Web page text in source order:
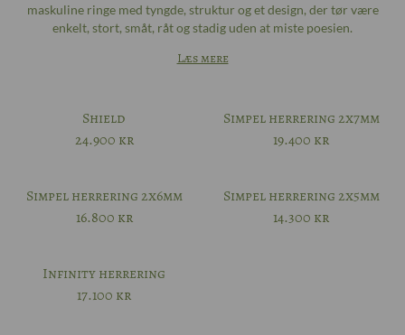
maskuline ringe med tyngde, struktur og et design, der tør være
enkelt, stort, småt, råt og stadig uden at miste poesien.
Læs mere
Shield
24.900 kr
Simpel herrering 2x7mm
19.400 kr
Simpel herrering 2x6mm
16.800 kr
Simpel herrering 2x5mm
14.300 kr
Infinity herrering
17.100 kr